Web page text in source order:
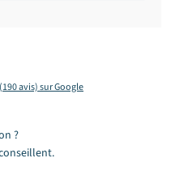
avis) sur Google
?